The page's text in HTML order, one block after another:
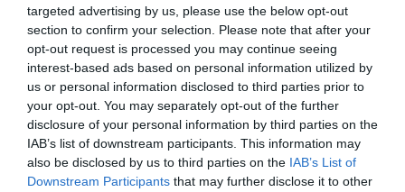
targeted advertising by us, please use the below opt-out
section to confirm your selection. Please note that after your
opt-out request is processed you may continue seeing
interest-based ads based on personal information utilized by
us or personal information disclosed to third parties prior to
your opt-out. You may separately opt-out of the further
disclosure of your personal information by third parties on the
IAB’s list of downstream participants. This information may
also be disclosed by us to third parties on the IAB’s List of
Downstream Participants that may further disclose it to other